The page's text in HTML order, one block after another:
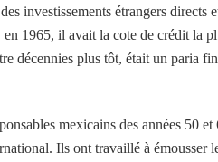
investissements étrangers
1965, il avait la cote de crédit la
décennies plus tôt, était un paria
mexicains des années 50
Ils ont travaillé à émousser